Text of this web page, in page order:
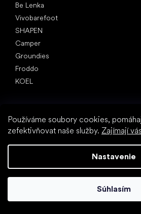
Používáme soubory cookies,
zefektivňovat naše služby. Zajímají
Nastavenie
Súhlasím
Be Lenka
Vivobarefoot
SHAPEN
Camper
Groundies
Froddo
KOEL
Pätná ostroha
Ploché nohy
Chôdza naboso vs. chôdza v topánkach